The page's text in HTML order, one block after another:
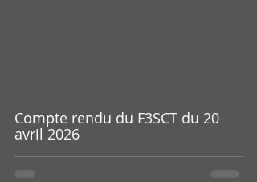
Compte rendu du F3SCT du 20
avril 2026